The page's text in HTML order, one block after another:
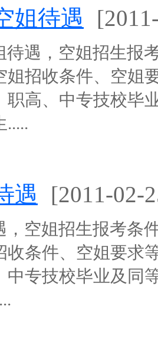
姐待遇
遇，空姐招生报
姐招收条件、空姐
职高、中专技校毕
.....
遇 [2011-02-
空姐招生报考条
收条件、空姐要求
中专技校毕业及同